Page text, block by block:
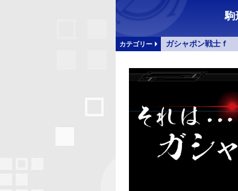
駒
カテゴリー ガシャポン戦士ｆ